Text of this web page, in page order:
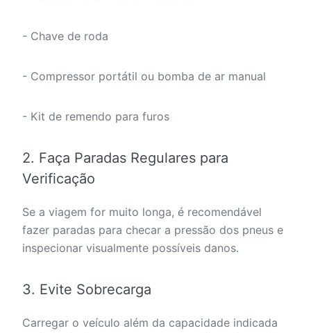
- Chave de roda
- Compressor portátil ou bomba de ar manual
- Kit de remendo para furos
2. Faça Paradas Regulares para
Verificação
Se a viagem for muito longa, é recomendável
fazer paradas para checar a pressão dos pneus e
inspecionar visualmente possíveis danos.
3. Evite Sobrecarga
Carregar o veículo além da capacidade indicada